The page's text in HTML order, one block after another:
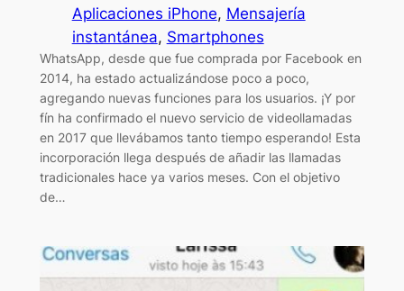
Aplicaciones iPhone, Mensajería
instantánea, Smartphones
WhatsApp, desde que fue comprada por Facebook en
2014, ha estado actualizándose poco a poco,
agregando nuevas funciones para los usuarios. ¡Y por
fín ha confirmado el nuevo servicio de videollamadas
en 2017 que llevábamos tanto tiempo esperando! Esta
incorporación llega después de añadir las llamadas
tradicionales hace ya varios meses. Con el objetivo
de…